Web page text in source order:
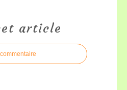
article